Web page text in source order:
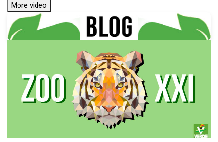
More video